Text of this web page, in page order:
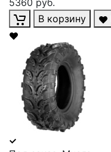
5360 руб.
В корзину